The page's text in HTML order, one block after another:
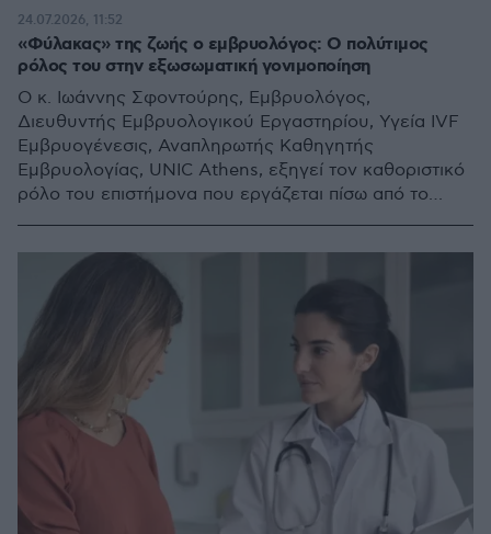
«Φύλακας» της ζωής ο εμβρυολόγος: Ο πολύτιμος
ρόλος του στην εξωσωματική γονιμοποίηση
Ο κ. Ιωάννης Σφοντούρης, Εμβρυολόγος,
Διευθυντής Εμβρυολογικού Εργαστηρίου, Υγεία IVF
Εμβρυογένεσις, Αναπληρωτής Καθηγητής
Εμβρυολογίας, UNIC Athens, εξηγεί τον καθοριστικό
ρόλο του επιστήμονα που εργάζεται πίσω από το
24.07.2026, 11:52